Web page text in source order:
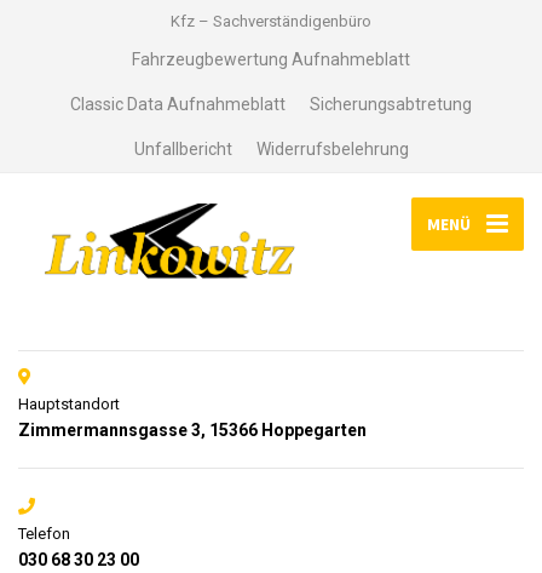
Kfz – Sachverständigenbüro
Fahrzeugbewertung Aufnahmeblatt
Classic Data Aufnahmeblatt Sicherungsabtretung
Unfallbericht Widerrufsbelehrung
MENÜ
Hauptstandort
Zimmermannsgasse 3, 15366 Hoppegarten
Telefon
030 68 30 23 00